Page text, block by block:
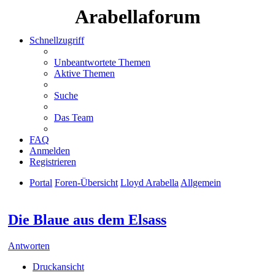
Arabellaforum
Schnellzugriff
Unbeantwortete Themen
Aktive Themen
Suche
Das Team
FAQ
Anmelden
Registrieren
Portal Foren-Übersicht Lloyd Arabella Allgemein
Die Blaue aus dem Elsass
Antworten
Druckansicht